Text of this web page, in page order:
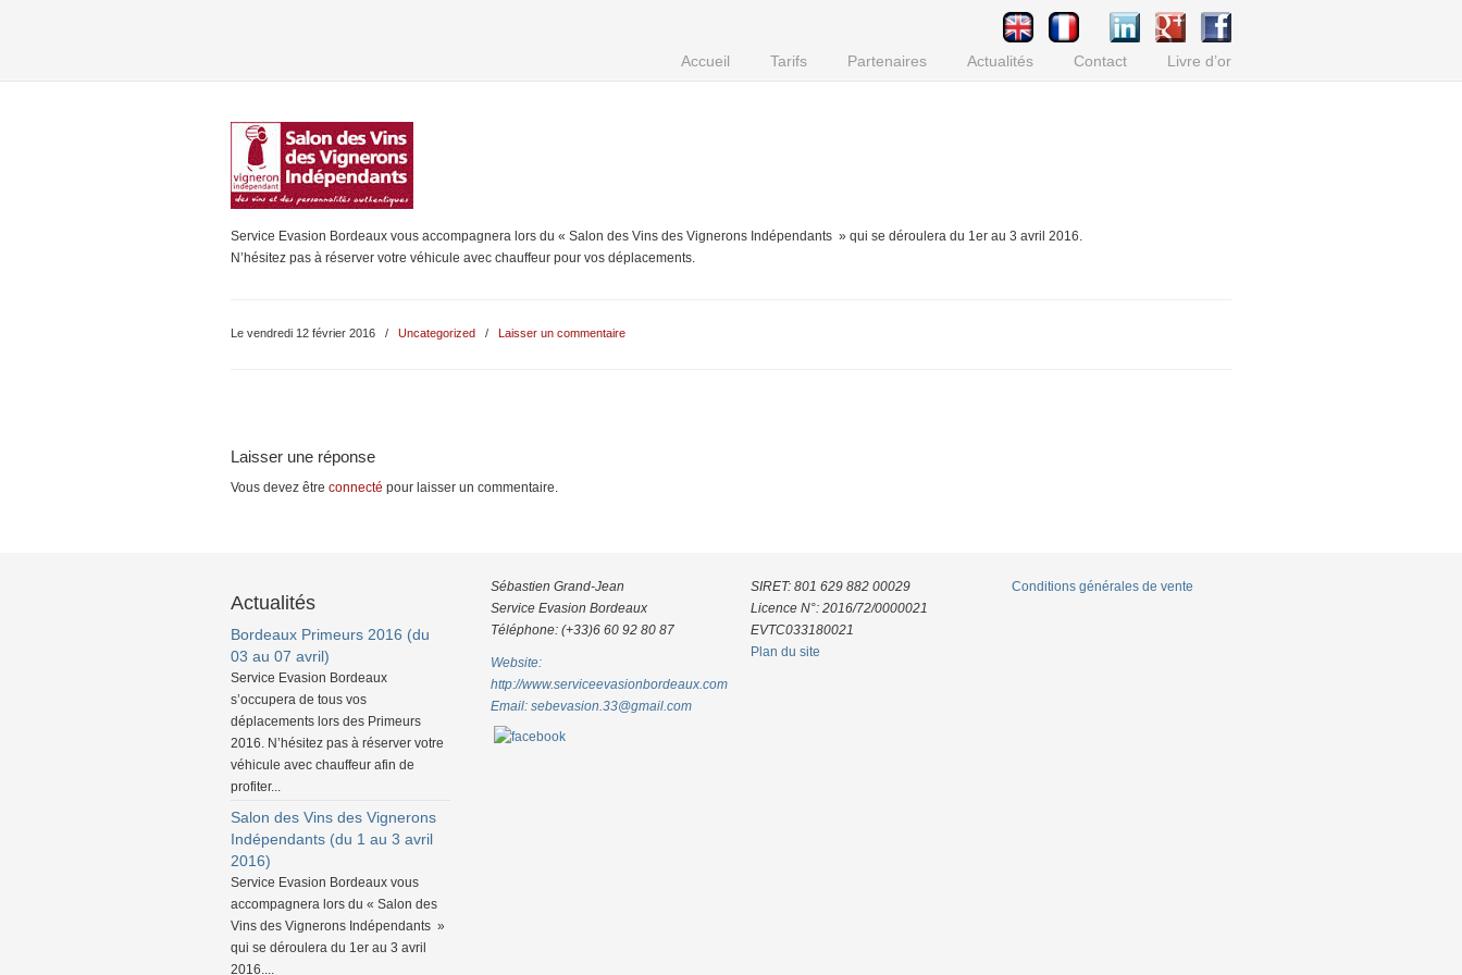
Accueil Tarifs Partenaires Actualités Contact Livre d’or
Service Evasion Bordeaux vous accompagnera lors du « Salon des Vins des Vignerons Indépendants » qui se déroulera du 1er au 3 avril 2016.
N’hésitez pas à réserver votre véhicule avec chauffeur pour vos déplacements.
Le vendredi 12 février 2016 / Uncategorized / Laisser un commentaire
Laisser une réponse
Vous devez être connecté pour laisser un commentaire.
Actualités
Bordeaux Primeurs 2016 (du
03 au 07 avril)
Service Evasion Bordeaux
s’occupera de tous vos
déplacements lors des Primeurs
2016. N’hésitez pas à réserver votre
véhicule avec chauffeur afin de
profiter...
Salon des Vins des Vignerons
Indépendants (du 1 au 3 avril
2016)
Service Evasion Bordeaux vous
accompagnera lors du « Salon des
Vins des Vignerons Indépendants »
qui se déroulera du 1er au 3 avril
2016....
Sébastien Grand-Jean
Service Evasion Bordeaux
Téléphone: (+33)6 60 92 80 87
Website:
http://www.serviceevasionbordeaux.com
Email: sebevasion.33@gmail.com
SIRET: 801 629 882 00029
Licence N°: 2016/72/0000021
EVTC033180021
Plan du site
Conditions générales de vente